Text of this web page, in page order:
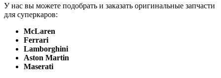
У нас вы можете подобрать и заказать оригинальные запчасти
для суперкаров:
McLaren
Ferrari
Lamborghini
Aston Martin
Maserati